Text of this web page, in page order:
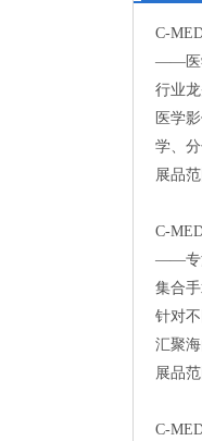
C-
——医
行业
医学
学、
展品
C-
——专
集合
针对
汇聚
展品
C-